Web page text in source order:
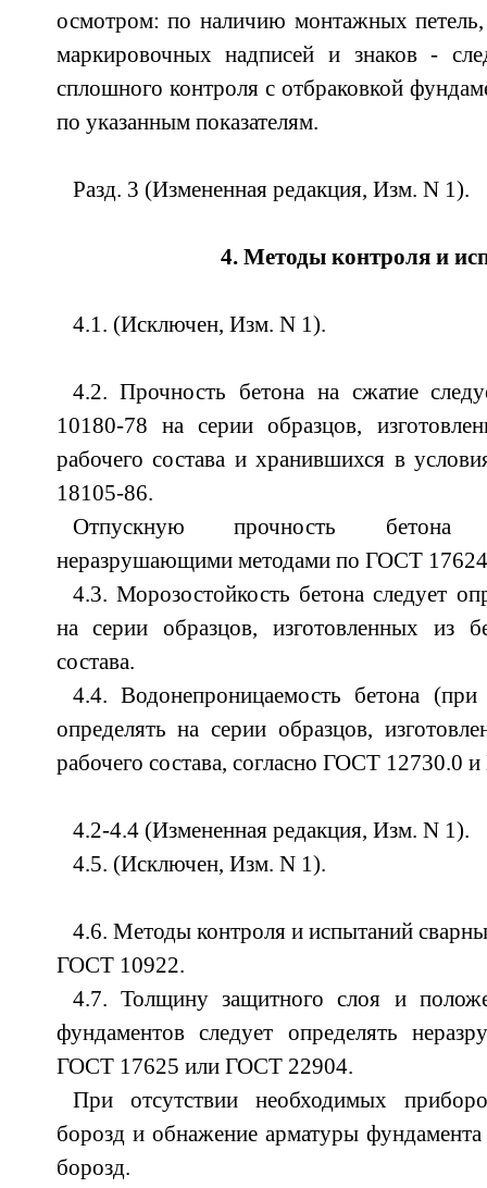
осмотром: по наличию монтажных петель,
маркировочных надписей и знаков -
сплошного контроля с отбраковкой
по указанным показателям.
Разд. 3 (Измененная редакция, Изм. N 1).
4. Методы контроля и
4.1. (Исключен, Изм. N 1).
4.2. Прочность бетона на сжатие
10180-78 на серии образцов,
рабочего состава и хранившихся в
18105-86.
Отпускную прочность бетона
неразрушающими методами по ГОСТ
4.3. Морозостойкость бетона следует
на серии образцов, изготовленных из
состава.
4.4. Водонепроницаемость бетона (при
определять на серии образцов,
рабочего состава, согласно ГОСТ 12730.0
4.2-4.4 (Измененная редакция, Изм. N 1).
4.5. (Исключен, Изм. N 1).
4.6. Методы контроля и испытаний
ГОСТ 10922.
4.7. Толщину защитного слоя и
фундаментов следует определять
ГОСТ 17625 или ГОСТ 22904.
При отсутствии необходимых
борозд и обнажение арматуры
борозд.